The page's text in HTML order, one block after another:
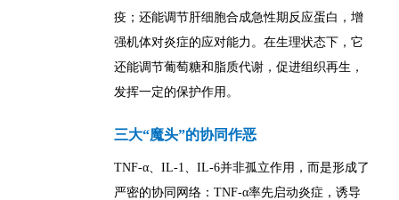
疫 ；还能调节肝细胞合成急性期反应蛋白，增
强机体对炎症的应对能力。在生理状态下，它
还能调节葡萄糖和脂质代谢，促进组织再生，
发挥一定的保护作用。
三大“魔头”的协同作恶
TNF-α、IL-1、IL-6并非孤立作用，而是形成了
严密的协同网络：TNF-α率先启动炎症，诱导